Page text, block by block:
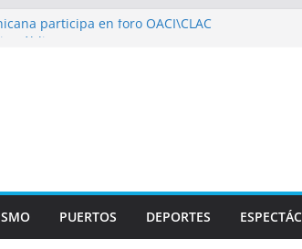
participa en foro OACI\CLAC
en normas de calidad ISO
multidisciplinario operativo médico
PUERTOS DEPORTES